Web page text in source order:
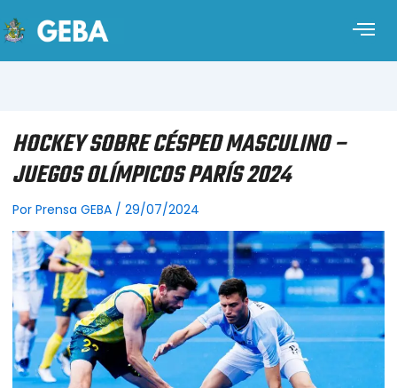
HOCKEY SOBRE CÉSPED MASCULINO –
JUEGOS OLÍMPICOS PARÍS 2024
Por Prensa GEBA / 29/07/2024